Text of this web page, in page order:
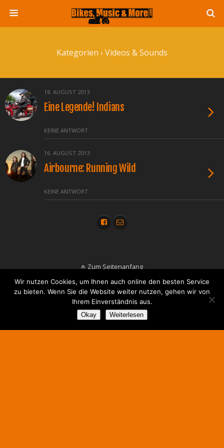
Kategorien › Videos & Sounds
18. AUGUST 2013
Eine Legende! Indians
KEINE ANTWORT
16. AUGUST 2013
Airbourne: Running Wild
KEINE ANTWORT
Wir nutzen Cookies, um Ihnen auch online den besten Service
zu bieten. Wenn Sie die Website weiter nutzen, gehen wir von
Ihrem Einverständnis aus.
Okay Weiterlesen
Zum Seitenanfang